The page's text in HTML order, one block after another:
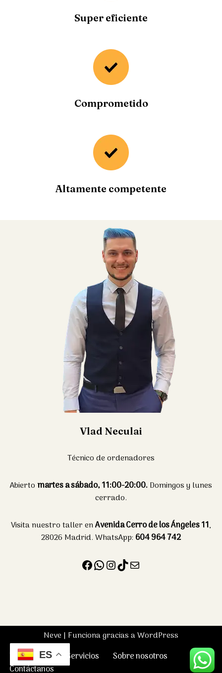
Super eficiente
Comprometido
Altamente competente
Vlad Neculai
Técnico de ordenadores
Abiertomartes a sábado, 11:00-20:00.Domingos y lunes
cerrado.
Visita nuestro taller enAvenida Cerro de los Ángeles 11,
28026 Madrid. WhatsApp: 604 964 742
Neve| Funciona gracias aWordPress
Plan Renova
Servicios
Sobre nosotros
Contáctanos
ES